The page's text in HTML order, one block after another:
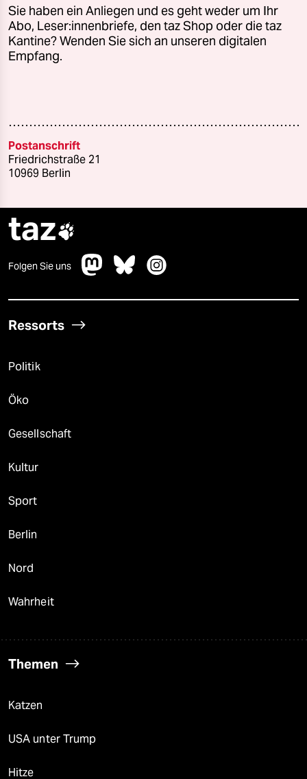
Sie haben ein Anliegen und es geht weder um Ihr
Abo, Leser:innenbriefe, den taz Shop oder die taz
Kantine? Wenden Sie sich an unseren digitalen
Empfang.
Postanschrift
Friedrichstraße 21
10969 Berlin
taz
Folgen Sie uns
Ressorts
Politik
Öko
Gesellschaft
Kultur
Sport
Berlin
Nord
Wahrheit
Themen
Katzen
USA unter Trump
Hitze